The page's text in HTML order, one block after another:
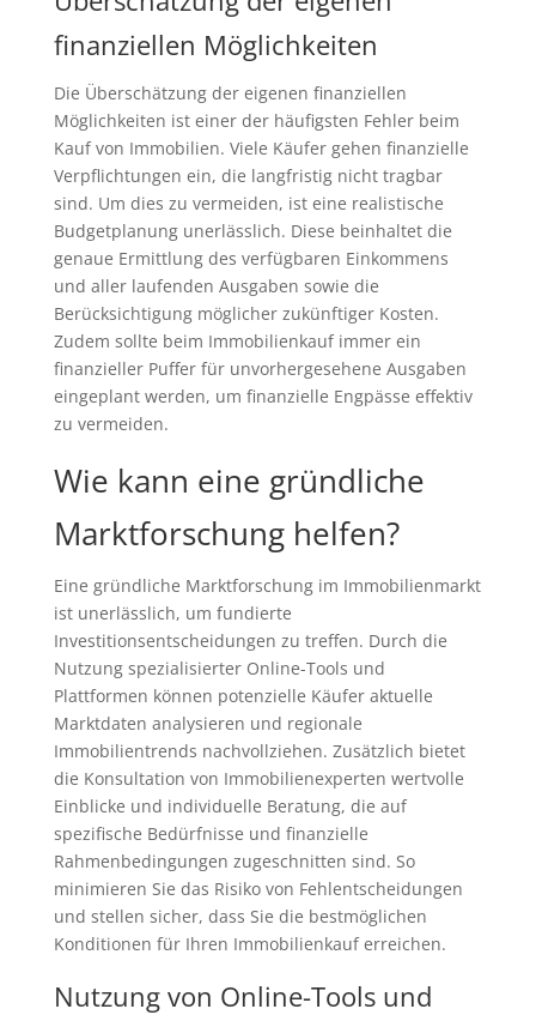
finanziellen Möglichkeiten
Die Überschätzung der eigenen finanziellen
Möglichkeiten ist einer der häufigsten Fehler beim
Kauf von Immobilien. Viele Käufer gehen finanzielle
Verpflichtungen ein, die langfristig nicht tragbar
sind. Um dies zu vermeiden, ist eine realistische
Budgetplanung unerlässlich. Diese beinhaltet die
genaue Ermittlung des verfügbaren Einkommens
und aller laufenden Ausgaben sowie die
Berücksichtigung möglicher zukünftiger Kosten.
Zudem sollte beim Immobilienkauf immer ein
finanzieller Puffer für unvorhergesehene Ausgaben
eingeplant werden, um finanzielle Engpässe effektiv
zu vermeiden.
Wie kann eine gründliche
Marktforschung helfen?
Eine gründliche Marktforschung im Immobilienmarkt
ist unerlässlich, um fundierte
Investitionsentscheidungen zu treffen. Durch die
Nutzung spezialisierter Online-Tools und
Plattformen können potenzielle Käufer aktuelle
Marktdaten analysieren und regionale
Immobilientrends nachvollziehen. Zusätzlich bietet
die Konsultation von Immobilienexperten wertvolle
Einblicke und individuelle Beratung, die auf
spezifische Bedürfnisse und finanzielle
Rahmenbedingungen zugeschnitten sind. So
minimieren Sie das Risiko von Fehlentscheidungen
und stellen sicher, dass Sie die bestmöglichen
Konditionen für Ihren Immobilienkauf erreichen.
Nutzung von Online-Tools und